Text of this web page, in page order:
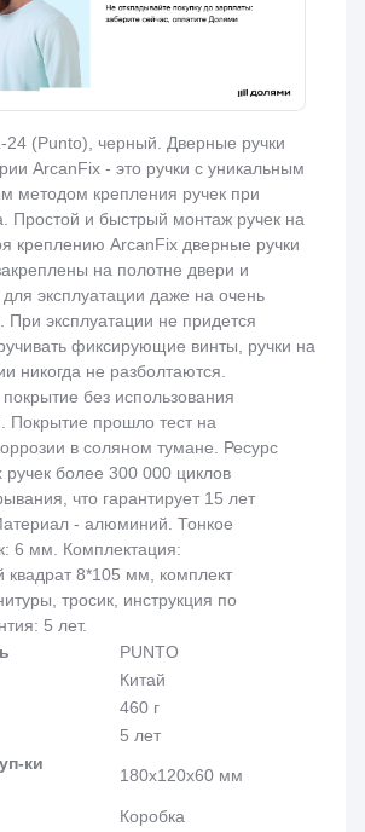
24 (Punto), черный. Дверные ручки
ArcanFix - это ручки с уникальным
методом крепления ручек при
Простой и быстрый монтаж ручек на
креплению ArcanFix дверные ручки
на полотне двери и
эксплуатации даже на очень
При эксплуатации не придется
фиксирующие винты, ручки на
никогда не разболтаются.
без использования
Покрытие прошло тест на
в соляном тумане. Ресурс
более 300 000 циклов
что гарантирует 15 лет
- алюминий. Тонкое
6 мм. Комплектация:
квадрат 8*105 мм, комплект
тросик, инструкция по
5 лет.
PUNTO
Китай
460 г
5 лет
ки
180x120x60 мм
Коробка